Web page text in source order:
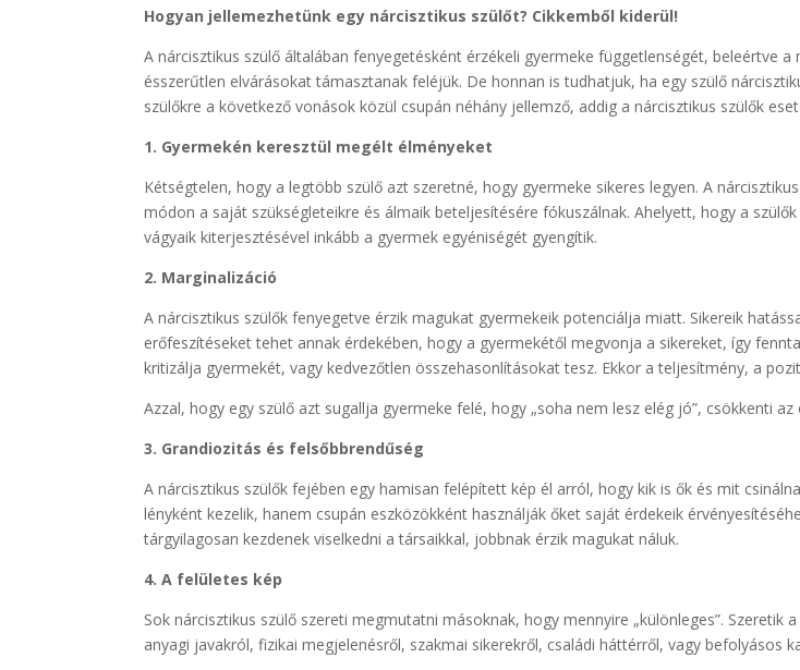
Hogyan jellemezhetünk egy nárcisztikus szülőt? Cikkemből kiderül!
A nárcisztikus szülő általában fenyegetésként érzékeli gyermeke függetlenségét, beleértve
ésszerűtlen elvárásokat támasztanak feléjük. De honnan is tudhatjuk, ha egy szülő
szülőkre a következő vonások közül csupán néhány jellemző, addig a nárcisztikus szülők
1. Gyermekén keresztül megélt élményeket
Kétségtelen, hogy a legtöbb szülő azt szeretné, hogy gyermeke sikeres legyen. A
módon a saját szükségleteikre és álmaik beteljesítésére fókuszálnak. Ahelyett, hogy a
vágyaik kiterjesztésével inkább a gyermek egyéniségét gyengítik.
2. Marginalizáció
A nárcisztikus szülők fenyegetve érzik magukat gyermekeik potenciálja miatt. Sikereik
erőfeszítéseket tehet annak érdekében, hogy a gyermekétől megvonja a sikereket, így
kritizálja gyermekét, vagy kedvezőtlen összehasonlításokat tesz. Ekkor a teljesítmény, a
Azzal, hogy egy szülő azt sugallja gyermeke felé, hogy „soha nem lesz elég jó”, csökkenti
3. Grandiozitás és felsőbbrendűség
A nárcisztikus szülők fejében egy hamisan felépített kép él arról, hogy kik is ők és mit
lényként kezelik, hanem csupán eszközökként használják őket saját érdekeik
tárgyilagosan kezdenek viselkedni a társaikkal, jobbnak érzik magukat náluk.
4. A felületes kép
Sok nárcisztikus szülő szereti megmutatni másoknak, hogy mennyire „különleges”.
anyagi javakról, fizikai megjelenésről, szakmai sikerekről, családi háttérről, vagy befolyásos